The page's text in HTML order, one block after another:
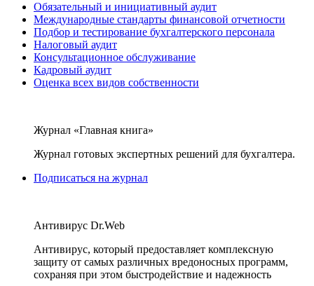
Обязательный и инициативный аудит
Международные стандарты финансовой отчетности
Подбор и тестирование бухгалтерского персонала
Налоговый аудит
Консультационное обслуживание
Кадровый аудит
Оценка всех видов собственности
Журнал «Главная книга»
Журнал готовых экспертных решений для бухгалтера.
Подписаться на журнал
Антивирус Dr.Web
Антивирус, который предоставляет комплексную
защиту от самых различных вредоносных программ,
сохраняя при этом быстродействие и надежность